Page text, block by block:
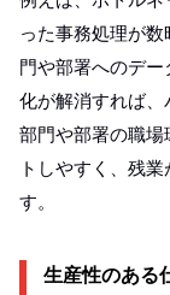
った事務処理が
門や部署へのデ
化が解消すれば
部門や部署の職
トしやすく、残
す。
生産性のある